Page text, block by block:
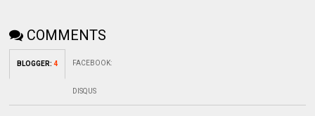
COMMENTS
BLOGGER:4 FACEBOOK:
DISQUS